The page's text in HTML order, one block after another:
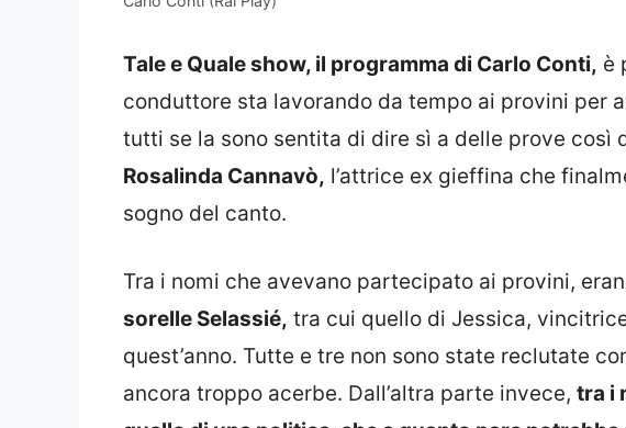
Tale e Quale show, il programma di Carlo Conti, è
conduttore sta lavorando da tempo ai provini per
tutti se la sono sentita di dire sì a delle prove così
Rosalinda Cannavò, l’attrice ex gieffina che
sogno del canto.
Tra i nomi che avevano partecipato ai provini,
sorelle Selassié, tra cui quello di Jessica,
quest’anno. Tutte e tre non sono state reclutate
ancora troppo acerbe. Dall’altra parte invece, tra i